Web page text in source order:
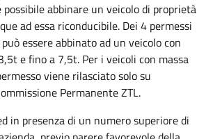
possibile abbinare un veicolo di proprietà
ad essa riconducibile. Dei 4 permessi
essere abbinato ad un veicolo con
e fino a 7,5t. Per i veicoli con massa
viene rilasciato solo su
Permanente ZTL.
in presenza di un numero superiore di